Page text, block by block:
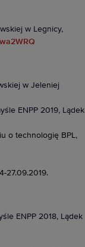
w Legnicy,
w Jeleniej
ENPP 2019, Lądek
o technologię BPL,
27.09.2019.
ENPP 2018, Lądek